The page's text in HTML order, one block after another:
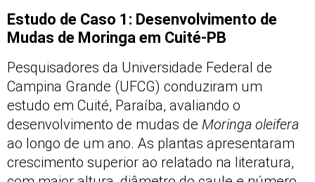
Estudo de Caso 1: Desenvolvimento de
Mudas de Moringa em Cuité-PB
Pesquisadores da Universidade Federal de
Campina Grande (UFCG) conduziram um
estudo em Cuité, Paraíba, avaliando o
desenvolvimento de mudas de Moringa oleifera
ao longo de um ano. As plantas apresentaram
crescimento superior ao relatado na literatura,